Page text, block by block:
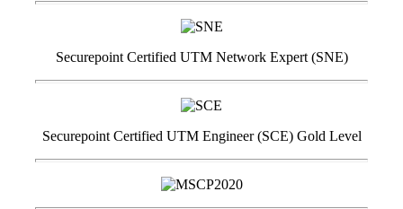
Securepoint Certified UTM Network Expert (SNE)
Securepoint Certified UTM Engineer (SCE) Gold Level